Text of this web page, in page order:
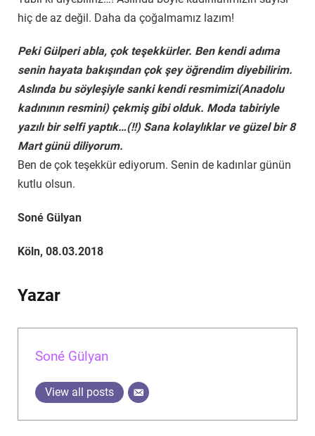
hiç de az değil. Daha da çoğalmamız lazım!
Peki Gülperi abla, çok teşekkürler. Ben kendi adıma
senin hayata bakışından çok şey öğrendim diyebilirim.
Aslında bu söyleşiyle sanki kendi resmimizi(Anadolu
kadınının resmini) çekmiş gibi olduk. Moda tabiriyle
yazılı bir selfi yaptık…(!!) Sana kolaylıklar ve güzel bir 8
Mart günü diliyorum.
Ben de çok teşekkür ediyorum. Senin de kadınlar günün
kutlu olsun.
Soné Gülyan
Köln, 08.03.2018
Yazar
Soné Gülyan
View all posts